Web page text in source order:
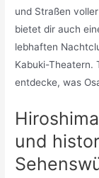
und Straßen
bietet dir auch
lebhaften
Kabuki-Theatern.
entdecke, was
und